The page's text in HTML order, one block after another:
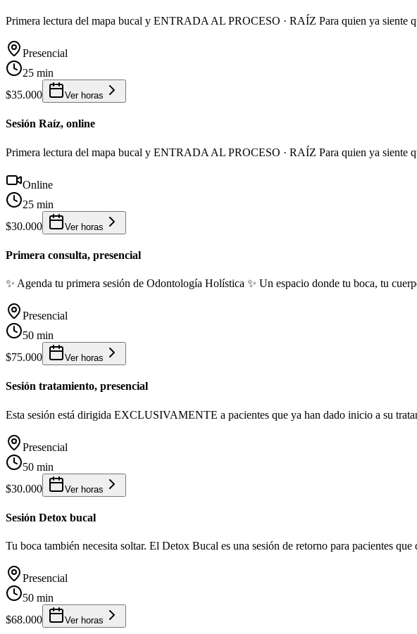
Primera lectura del mapa bucal y ENTRADA AL PROCESO · RAÍZ Para quien ya siente
Presencial
25 min
$35.000
Ver horas
Sesión Raíz, online
Primera lectura del mapa bucal y ENTRADA AL PROCESO · RAÍZ Para quien ya siente
Online
25 min
$30.000
Ver horas
Primera consulta, presencial
✨ Agenda tu primera sesión de Odontología Holística ✨ Un espacio donde tu boca, tu
Presencial
50 min
$75.000
Ver horas
Sesión tratamiento, presencial
Esta sesión está dirigida EXCLUSIVAMENTE a pacientes que ya han dado inicio a su
Presencial
50 min
$30.000
Ver horas
Sesión Detox bucal
Tu boca también necesita soltar. El Detox Bucal es una sesión de retorno para pacientes que
Presencial
50 min
$68.000
Ver horas